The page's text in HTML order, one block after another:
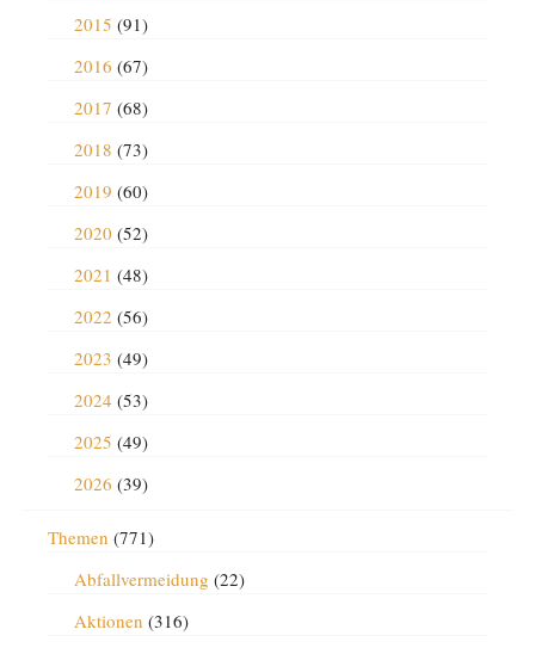
2015 (91)
2016 (67)
2017 (68)
2018 (73)
2019 (60)
2020 (52)
2021 (48)
2022 (56)
2023 (49)
2024 (53)
2025 (49)
2026 (39)
Themen (771)
Abfallvermeidung (22)
Aktionen (316)